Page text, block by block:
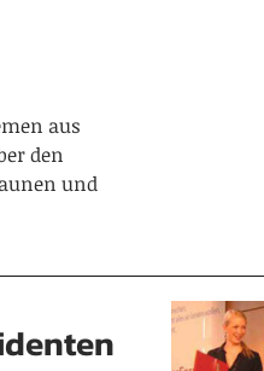
aus
den
und